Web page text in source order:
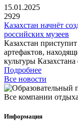
15.01.2025
2929
Казахстан начнёт
российских музеев
Казахстан
артефактов,
культуры Казахстана
Подробнее
Все новости
Все компании
Информация